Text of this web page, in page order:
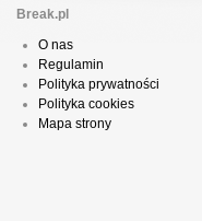
Break.pl
O nas
Regulamin
Polityka prywatności
Polityka cookies
Mapa strony